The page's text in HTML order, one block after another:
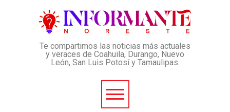
Te compartimos las noticias más actuales
y veraces de Coahuila, Durango, Nuevo
León, San Luis Potosí y Tamaulipas.